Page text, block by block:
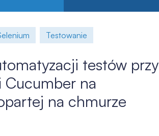
Testowanie
testów przy
Cucumber na
na chmurze